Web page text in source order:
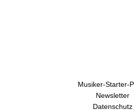
Musiker-Starter-
Newsletter
Datenschutz